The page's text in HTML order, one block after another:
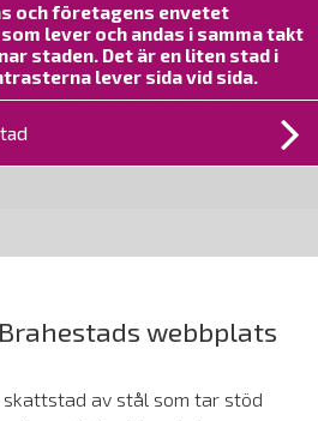
och företagens envetet
lever och andas i samma takt
staden. Det är en liten stad i
lever sida vid sida.
webbplats
av stål som tar stöd